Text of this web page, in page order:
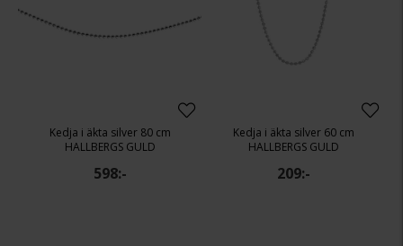
Kedja i äkta silver 80 cm
HALLBERGS GULD
598:-
Kedja i äkta silver 60 cm
HALLBERGS GULD
209:-